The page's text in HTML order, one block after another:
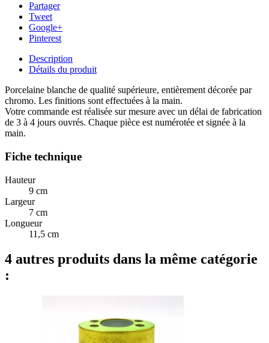
Partager
Tweet
Google+
Pinterest
Description
Détails du produit
Porcelaine blanche de qualité supérieure, entièrement décorée par
chromo. Les finitions sont effectuées à la main.
Votre commande est réalisée sur mesure avec un délai de fabrication
de 3 à 4 jours ouvrés. Chaque pièce est numérotée et signée à la
main.
Fiche technique
Hauteur
9 cm
Largeur
7 cm
Longueur
11,5 cm
4 autres produits dans la même catégorie
: